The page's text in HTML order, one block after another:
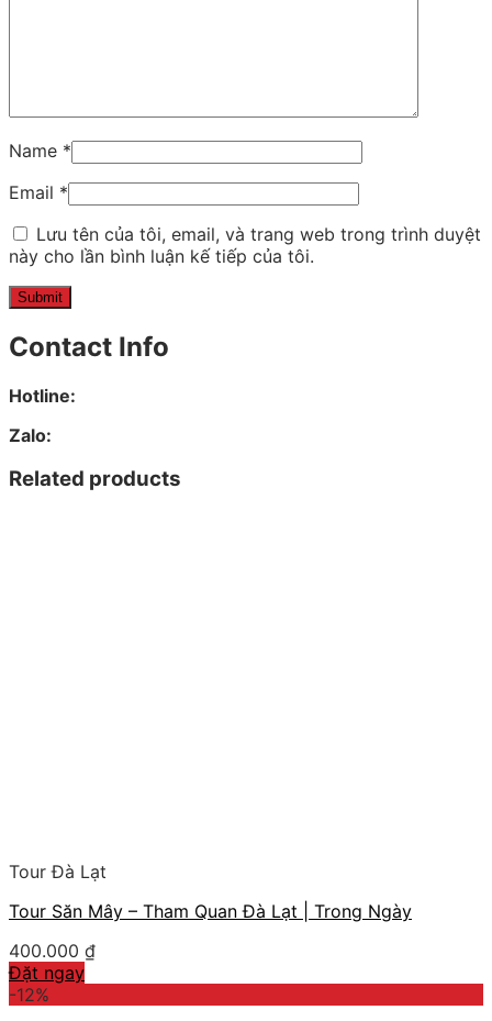
Name *
Email *
Lưu tên của tôi, email, và trang web trong trình duyệt
này cho lần bình luận kế tiếp của tôi.
Contact Info
Hotline:
Zalo:
Related products
Tour Đà Lạt
Tour Săn Mây – Tham Quan Đà Lạt | Trong Ngày
400.000 ₫
Đặt ngay
-12%